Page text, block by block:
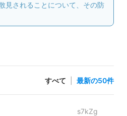
見されることについて、その防
すべて 最新の50件
s7kZg